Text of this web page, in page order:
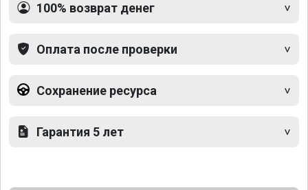
100% возврат денег
Оплата после проверки
Сохранение ресурса
Гарантия 5 лет